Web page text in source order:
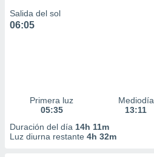
Salida del sol
06:05
Primera luz
05:35
Mediodía
13:11
Duración del día 14h 11m
Luz diurna restante 4h 32m